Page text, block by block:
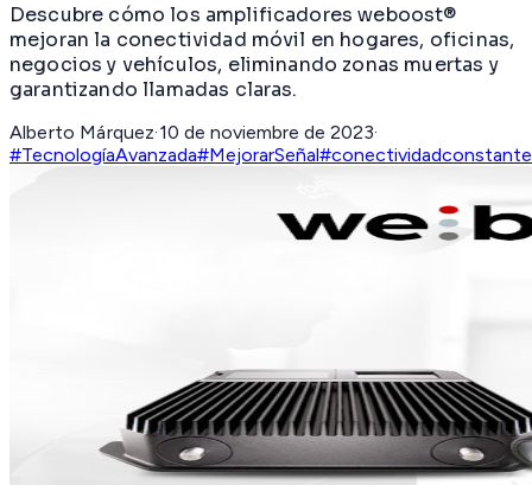
Descubre cómo los amplificadores weboost®
mejoran la conectividad móvil en hogares, oficinas,
negocios y vehículos, eliminando zonas muertas y
garantizando llamadas claras.
Alberto Márquez·10 de noviembre de 2023·
#TecnologíaAvanzada#MejorarSeñal#conectividadconstante